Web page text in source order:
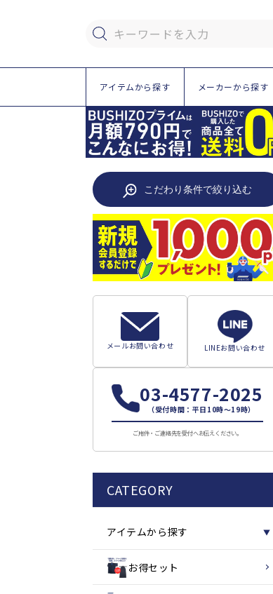
キーワードを入力
アイテムから探す メーカーから探す
こだわり条件で絞り込む
メールお問い合わせ LINEお問い合わせ
03-4577-2025
（受付時間：平日10時～19時）
ご用件・ご連絡先を受付へお伝えください。
CATEGORY
アイテムから探す ▼
お得セット